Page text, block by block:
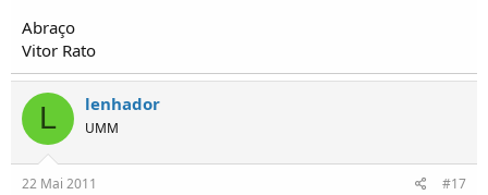
Abraço
Vitor Rato
L lenhador
UMM
22 Mai 2011 #17